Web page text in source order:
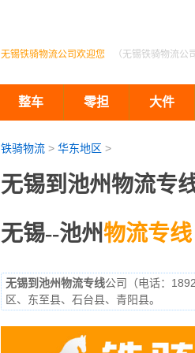
无锡铁骑物流公司欢迎您 （无锡铁骑物流
整车 零担 大件
铁骑物流> 华东地区 >
无锡到池州物流专
无锡--池州物流专线
无锡到池州物流专线公司（电话：
区、东至县、石台县、青阳县。